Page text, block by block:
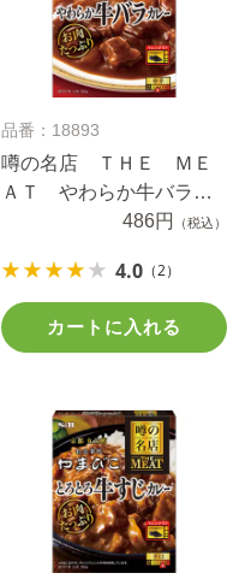
品番：18893
噂の名店 ＴＨＥ ＭＥ
ＡＴ やわらか牛バラカ
レー １８０ｇ486円 （税込）
4.0 （2）
カートに入れる